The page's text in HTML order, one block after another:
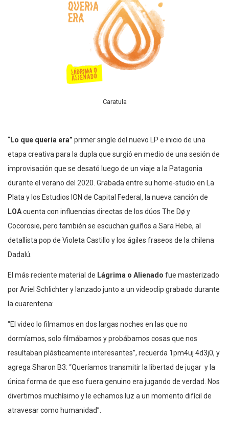
Caratula
“Lo que quería era” primer single del nuevo LP e inicio de una
etapa creativa para la dupla que surgió en medio de una sesión de
improvisación que se desató luego de un viaje a la Patagonia
durante el verano del 2020. Grabada entre su home-studio en La
Plata y los Estudios ION de Capital Federal, la nueva canción de
LOAcuenta con influencias directas de los dúos The Dø y
Cocorosie, pero también se escuchan guiños a Sara Hebe, al
detallista pop de Violeta Castillo y los ágiles fraseos de la chilena
Dadalú.
El más reciente material de Lágrima o Alienado fue masterizado
por Ariel Schlichter y lanzado junto a un videoclip grabado durante
la cuarentena:
“El video lo filmamos en dos largas noches en las que no
dormíamos, solo filmábamos y probábamos cosas que nos
resultaban plásticamente interesantes”, recuerda 1pm4uj 4d3j0, y
agrega Sharon B3: “Queríamos transmitir la libertad de jugar y la
única forma de que eso fuera genuino era jugando de verdad. Nos
divertimos muchísimo y le echamos luz a un momento difícil de
atravesar como humanidad”.